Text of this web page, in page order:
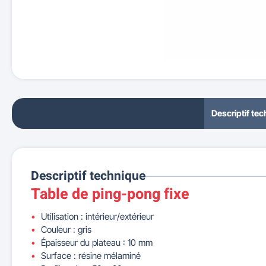
Descriptif
Descriptif technique
Table de ping-pong fixe
Utilisation : intérieur/extérieur
Couleur : gris
Épaisseur du plateau : 10 mm
Surface : résine mélaminé